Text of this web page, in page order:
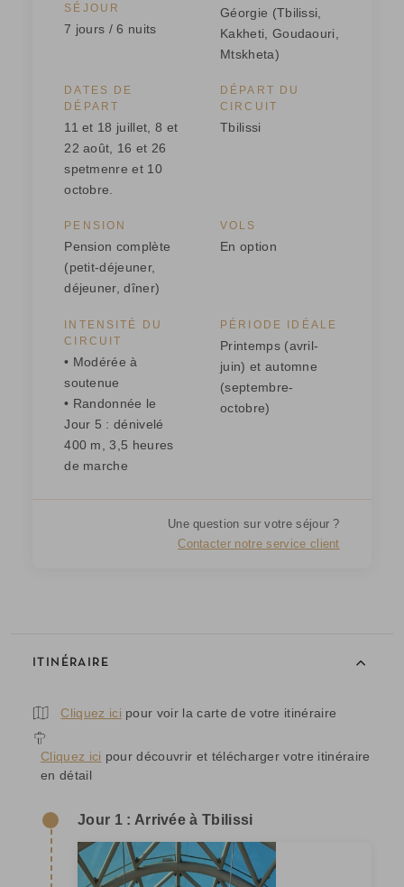
SÉJOUR
7 jours / 6 nuits
Géorgie (Tbilissi,
Kakheti, Goudaouri,
Mtskheta)
DATES DE
DÉPART
11 et 18 juillet, 8 et
22 août, 16 et 26
spetmenre et 10
octobre.
DÉPART DU
CIRCUIT
Tbilissi
PENSION
Pension complète
(petit-déjeuner,
déjeuner, dîner)
VOLS
En option
INTENSITÉ DU
CIRCUIT
• Modérée à
soutenue
• Randonnée le
Jour 5 : dénivelé
400 m, 3,5 heures
de marche
PÉRIODE IDÉALE
Printemps (avril-
juin) et automne
(septembre-
octobre)
Une question sur votre séjour ?
Contacter notre service client
ITINÉRAIRE
Cliquez ici pour voir la carte de votre itinéraire
Cliquez ici pour découvrir et télécharger votre itinéraire
en détail
Jour 1 : Arrivée à Tbilissi